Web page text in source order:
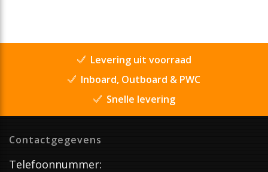
Levering uit voorraad
Inboard, Outboard & PWC
Snelle levering
Contactgegevens
Telefoonnummer: